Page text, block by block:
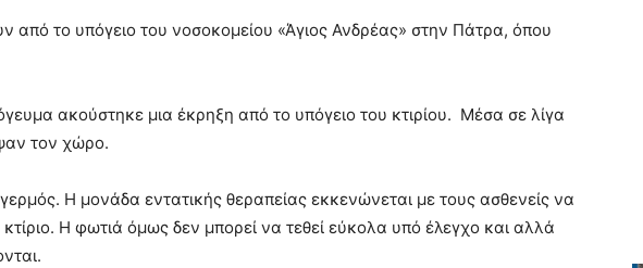
από το υπόγειο του νοσοκομείου «Άγιος Ανδρέας» στην Πάτρα, όπου
ακούστηκε μια έκρηξη από το υπόγειο του κτιρίου. Μέσα σε λίγα
τον χώρο.
Η μονάδα εντατικής θεραπείας εκκενώνεται με τους ασθενείς να
Η φωτιά όμως δεν μπορεί να τεθεί εύκολα υπό έλεγχο και αλλά